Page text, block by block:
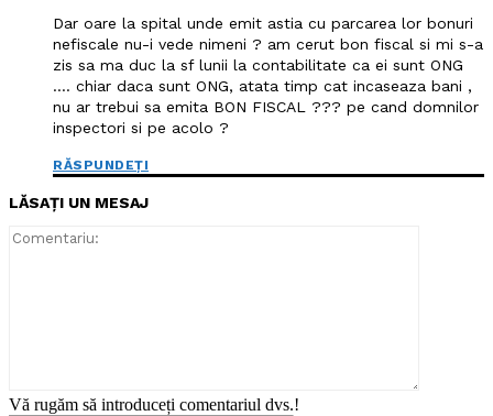
Dar oare la spital unde emit astia cu parcarea lor bonuri
nefiscale nu-i vede nimeni ? am cerut bon fiscal si mi s-a
zis sa ma duc la sf lunii la contabilitate ca ei sunt ONG
…. chiar daca sunt ONG, atata timp cat incaseaza bani ,
nu ar trebui sa emita BON FISCAL ??? pe cand domnilor
inspectori si pe acolo ?
RĂSPUNDEȚI
LĂSAȚI UN MESAJ
Vă rugăm să introduceți comentariul dvs.!